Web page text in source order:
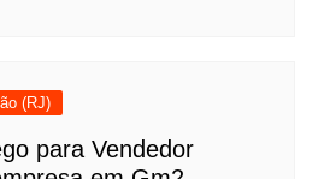
(RJ)
para Vendedor